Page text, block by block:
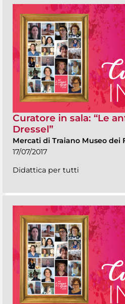
Curatore in sala: “Le
Dressel”
Mercati di Traiano Museo dei
17/07/2017
Didattica per tutti